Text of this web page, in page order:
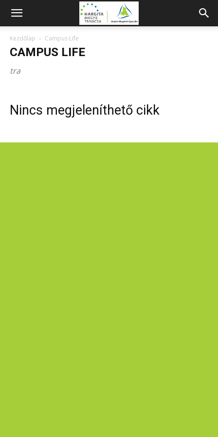
Kezdőlap Campus Life
CAMPUS LIFE
tra
Nincs megjeleníthető cikk